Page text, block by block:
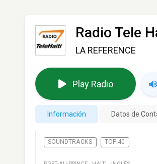
Radio Tele
LA REFERENCE
Play Radio
Información Datos de
SOUNDTRACKS TOP 40